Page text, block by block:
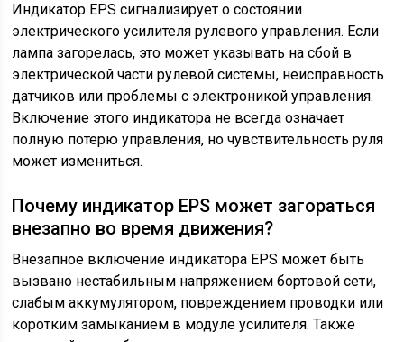
Индикатор EPS сигнализирует о состоянии
электрического усилителя рулевого управления. Если
лампа загорелась, это может указывать на сбой в
электрической части рулевой системы, неисправность
датчиков или проблемы с электроникой управления.
Включение этого индикатора не всегда означает
полную потерю управления, но чувствительность руля
может измениться.
Почему индикатор EPS может загораться
внезапно во время движения?
Внезапное включение индикатора EPS может быть
вызвано нестабильным напряжением бортовой сети,
слабым аккумулятором, повреждением проводки или
коротким замыканием в модуле усилителя. Также